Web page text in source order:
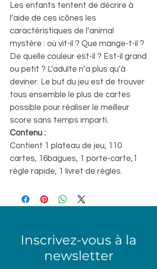
Les enfants tentent de décrire à
l’aide de ces icônes les
caractéristiques de l’animal
mystère : où vit-il ? Que mange-t-il ?
De quelle couleur est-il ? Est-il grand
ou petit ? L’adulte n’a plus qu’à
deviner. Le but du jeu est de trouver
tous ensemble le plus de cartes
possible pour réaliser le meilleur
score sans temps imparti.
Contenu :
Contient 1 plateau de jeu, 110
cartes, 16bagues, 1 porte-carte,1
règle rapide, 1 livret de règles.
Inscrivez-vous à la
newsletter